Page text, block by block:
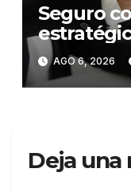
Seguro
talento
AGO 6, 2026
Deja una